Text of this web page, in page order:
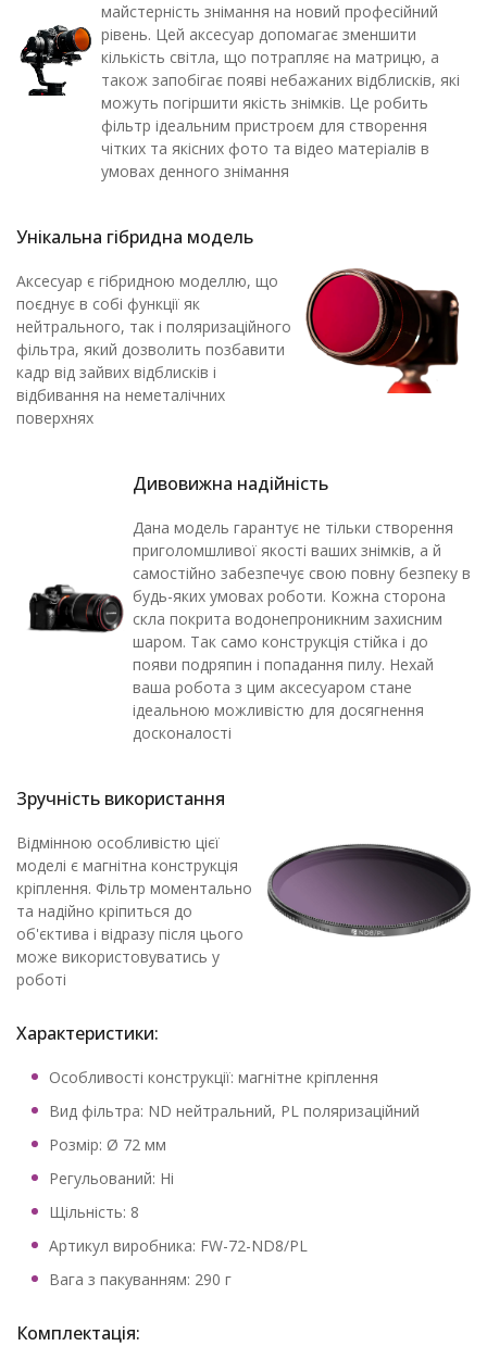
майстерність знімання на новий професійний
рівень. Цей аксесуар допомагає зменшити
кількість світла, що потрапляє на матрицю, а
також запобігає появі небажаних відблисків, які
можуть погіршити якість знімків. Це робить
фільтр ідеальним пристроєм для створення
чітких та якісних фото та відео матеріалів в
умовах денного знімання
Унікальна гібридна модель
Аксесуар є гібридною моделлю, що
поєднує в собі функції як
нейтрального, так і поляризаційного
фільтра, який дозволить позбавити
кадр від зайвих відблисків і
відбивання на неметалічних
поверхнях
Дивовижна надійність
Дана модель гарантує не тільки створення
приголомшливої якості ваших знімків, а й
самостійно забезпечує свою повну безпеку в
будь-яких умовах роботи. Кожна сторона
скла покрита водонепроникним захисним
шаром. Так само конструкція стійка і до
появи подряпин і попадання пилу. Нехай
ваша робота з цим аксесуаром стане
ідеальною можливістю для досягнення
досконалості
Зручність використання
Відмінною особливістю цієї
моделі є магнітна конструкція
кріплення. Фільтр моментально
та надійно кріпиться до
об'єктива і відразу після цього
може використовуватись у
роботі
Характеристики:
Особливості конструкції: магнітне кріплення
Вид фільтра: ND нейтральний, PL поляризаційний
Розмір: Ø 72 мм
Регульований: Ні
Щільність: 8
Артикул виробника: FW-72-ND8/PL
Вага з пакуванням: 290 г
Комплектація: